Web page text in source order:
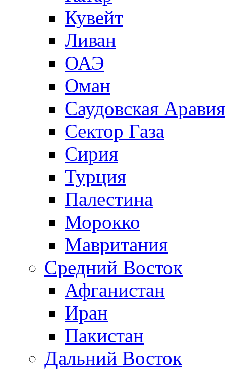
Кувейт
Ливан
ОАЭ
Оман
Саудовская Аравия
Сектор Газа
Сирия
Турция
Палестина
Морокко
Мавритания
Средний Восток
Афганистан
Иран
Пакистан
Дальний Восток